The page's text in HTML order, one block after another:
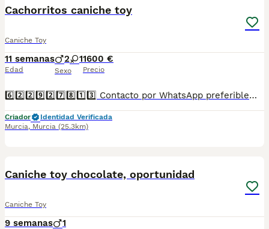
Cachorritos caniche toy
Caniche Toy
11 semanas
Edad
2 1
Sexo
1600 €
Precio
6️⃣2️⃣2️⃣9️⃣2️⃣7️⃣8️⃣1️⃣3️⃣ Contacto por WhatsApp preferiblemente Disponible camada de caniches toy. Criados en ambiente familiar y muy cuidados. Se entregan vacunados, desparasitados, con cartilla sanitaria, microchip y contrato de garantía
Criador
Identidad Verificada
Murcia, Murcia (25.3km)
Caniche toy chocolate, oportunidad
Caniche Toy
9 semanas 1